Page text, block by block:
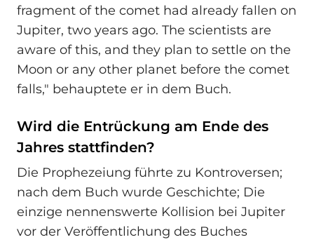
fragment of the comet had already fallen on
Jupiter, two years ago. The scientists are
aware of this, and they plan to settle on the
Moon or any other planet before the comet
falls," behauptete er in dem Buch.
Wird die Entrückung am Ende des
Jahres stattfinden?
Die Prophezeiung führte zu Kontroversen;
nach dem Buch wurde Geschichte; Die
einzige nennenswerte Kollision bei Jupiter
vor der Veröffentlichung des Buches